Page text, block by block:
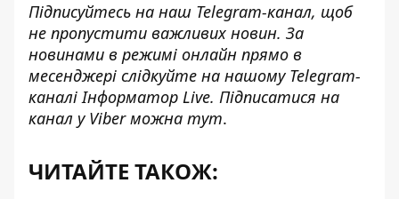
Підписуйтесь на наш Telegram-канал, щоб
не пропустити важливих новин. За
новинами в режимі онлайн прямо в
месенджері слідкуйте на нашому Telegram-
каналіІнформатор Live. Підписатися на
канал у Viber можна тут.
ЧИТАЙТЕ ТАКОЖ: